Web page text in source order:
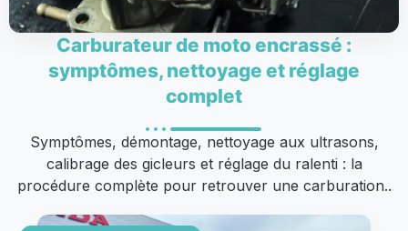
Carburateur de moto encrassé :
symptômes, nettoyage et réglage
complet
Symptômes, démontage, nettoyage aux ultrasons,
calibrage des gicleurs et réglage du ralenti : la
procédure complète pour retrouver une carburation..